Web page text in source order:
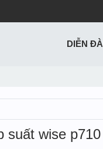
suất wise p710
DIỄN